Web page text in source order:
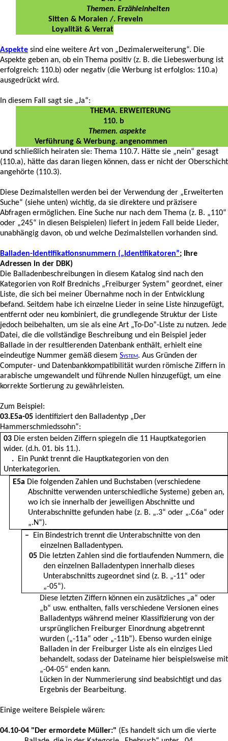
Themen. Erzähleinheiten
Sitten & Moralen /
Loyalität & Verrat
. Freveln
Aspekte sind eine weitere Art von „Dezimalerweiterung“. Die
Aspekte geben an, ob ein Thema positiv (z. B. die Liebeswerbung ist
erfolgreich: 110.b) oder negativ (die Werbung ist erfolglos: 110.a)
ausgedrückt wird.
In diesem Fall sagt sie „Ja“:
THEMA. ERWEITERUNG
110. b
Themen. aspekte
Verführung & Werbung. angenommen
und schließlich heiraten sie: Thema 110.7. Hätte sie „nein“ gesagt
(110.a), hätte das daran liegen können, dass er nicht der Oberschicht
angehörte (110.3).
Diese Dezimalstellen werden bei der Verwendung der „Erweiterten
Suche“ (siehe unten) wichtig, da sie direktere und präzisere
Abfragen ermöglichen. Eine Suche nur nach dem Thema (z. B. „110“
oder „245“ in diesen Beispielen) liefert in jedem Fall beide Lieder,
unabhängig davon, ob und welche Dezimalstellen vorhanden sind.
Balladen-Identifikationsnummern („Identifikatoren”; Ihre
Adressen in der DBK)
Die Balladenbeschreibungen in diesem Katalog sind nach den
Kategorien von Rolf Brednichs „Freiburger System“ geordnet, einer
Liste, die sich bei meiner Übernahme noch in der Entwicklung
befand. Seitdem habe ich einzelne Lieder in seine Liste hinzugefügt,
entfernt oder neu kombiniert, die grundlegende Struktur der Liste
jedoch beibehalten, um sie als eine Art „To-Do”-Liste zu nutzen. Jede
Datei, die die vollständige Beschreibung und ein Beispiel jeder
Ballade in der resultierenden Datenbank enthält, erhielt eine
eindeutige Nummer gemäß diesem System. Aus Gründen der
Computer- und Datenbankkompatibilität wurden römische Ziffern in
arabische umgewandelt und führende Nullen hinzugefügt, um eine
korrekte Sortierung zu gewährleisten.
Zum Beispiel:
03.E5a-05 identifiziert den Balladentyp „Der
Hammerschmiedssohn“:
03 Die ersten beiden Ziffern spiegeln die 11 Hauptkategorien
wider. (d.h. 01. bis 11.).
.
Ein Punkt trennt die Hauptkategorien von den
Unterkategorien.
E5a Die folgenden Zahlen und Buchstaben (verschiedene
Abschnitte verwenden unterschiedliche Systeme) geben an,
wo ich sie innerhalb der jeweiligen Abschnitte und
Unterabschnitte gefunden habe (z. B. „.3“ oder „.C6a“ oder
„.N“).
–
Ein Bindestrich trennt die Unterabschnitte von den
einzelnen Balladentypen.
05 Die letzten Zahlen sind die fortlaufenden Nummern, die
den einzelnen Balladentypen innerhalb dieses
Unterabschnitts zugeordnet sind (z. B. „-11“ oder
„-05“).
Diese letzten Ziffern können ein zusätzliches „a“ oder
„b“ usw. enthalten, falls verschiedene Versionen eines
Balladentyps während meiner Klassifizierung von der
ursprünglichen Freiburger Einordnung abgetrennt
wurden („-11a“ oder „-11b“). Ebenso wurden einige
Balladen in der Freiburger Liste als ein einziges Lied
behandelt, sodass der Dateiname hier beispielsweise mit
„-04-05“ enden kann.
Lücken in der Nummerierung sind beabsichtigt und das
Ergebnis der Bearbeitung.
Einige weitere Beispiele wären:
04.10-04 "Der ermordete Müller:" (Es handelt sich um die vierte